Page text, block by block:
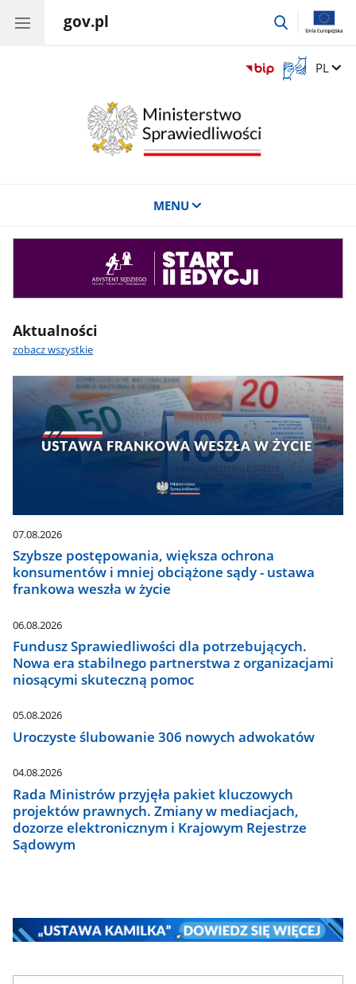
gov.pl
przejdź
Otwórz
okno
Zmień
PL
MENU
Aktualności
zobacz wszystkie
07.08.2026
Szybsze postępowania, większa ochrona
konsumentów i mniej obciążone sądy - ustawa
frankowa weszła w życie
06.08.2026
Fundusz Sprawiedliwości dla potrzebujących.
Nowa era stabilnego partnerstwa z organizacjami
niosącymi skuteczną pomoc
05.08.2026
Uroczyste ślubowanie 306 nowych adwokatów
04.08.2026
Rada Ministrów przyjęła pakiet kluczowych
projektów prawnych. Zmiany w mediacjach,
dozorze elektronicznym i Krajowym Rejestrze
Sądowym